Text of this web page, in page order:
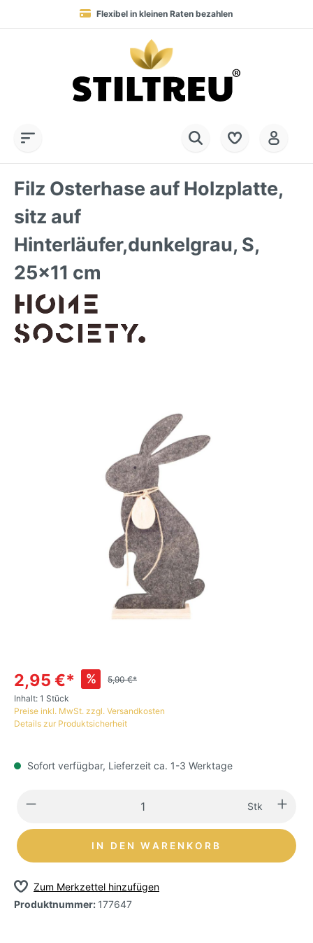
Flexibel in kleinen Raten bezahlen
Blitzversand in 1-3 Werktagen nach DE, AT & NL
+49 (0) 28 32 - 408 990 0
Dauerhaft hohe Warenverfügbarkeit
SSL-verschlüsselt online einkaufen
Filz Osterhase auf Holzplatte,
sitz auf
Hinterläufer,dunkelgrau, S,
25x11 cm
2,95 €* %
5,90 €*
Inhalt: 1 Stück
Preise inkl. MwSt. zzgl. Versandkosten
Details zur Produktsicherheit
Sofort verfügbar, Lieferzeit ca. 1-3 Werktage
Stk
IN DEN WARENKORB
Zum Merkzettel hinzufügen
Produktnummer: 177647